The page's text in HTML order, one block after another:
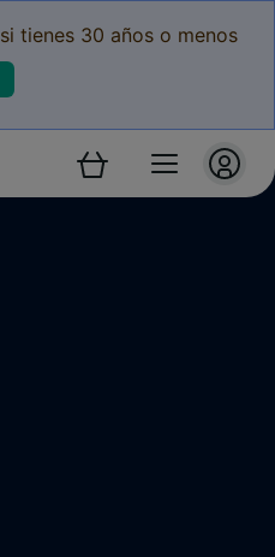
si tienes 30 años o menos